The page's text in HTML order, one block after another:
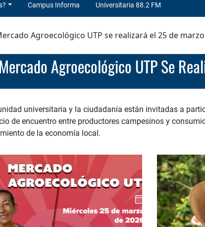
Campus Informa Universitaria 88.2 FM
Agroecológico UTP se realizará el 25 de
Mercado Agroecológico UTP Se
universitaria y la ciudadanía están invitadas a
de encuentro entre productores campesinos y
de la economía local.